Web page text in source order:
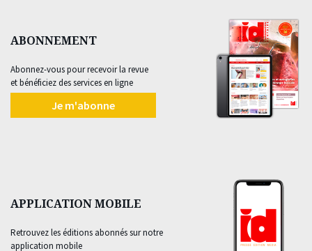
ABONNEMENT
Abonnez-vous pour recevoir la revue
et bénéficiez des services en ligne
Je m'abonne
APPLICATION MOBILE
Retrouvez les éditions abonnés sur notre
application mobile